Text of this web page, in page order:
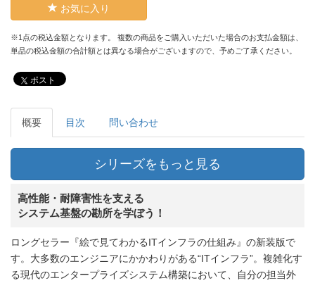
お気に入り
※1点の税込金額となります。 複数の商品をご購入いただいた場合のお支払金額は、
単品の税込金額の合計額とは異なる場合がございますので、予めご了承ください。
ポスト
概要 目次 問い合わせ
シリーズをもっと見る
高性能・耐障害性を支える
システム基盤の勘所を学ぼう！
ロングセラー『絵で見てわかるITインフラの仕組み』の新装版で
す。大多数のエンジニアにかかわりがある“ITインフラ”。複雑化す
る現代のエンタープライズシステム構築において、自分の担当外